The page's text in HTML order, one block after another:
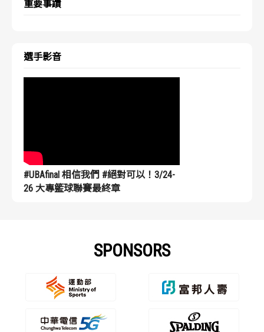
重要事蹟
選手影音
#UBAfinal 相信我們 #絕對可以！3/24-
26 大專籃球聯賽最終章
SPONSORS